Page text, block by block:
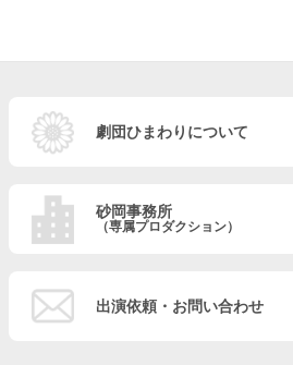
劇団ひまわりについて
砂岡事務所
（専属プロダクション）
出演依頼・お問い合わせ